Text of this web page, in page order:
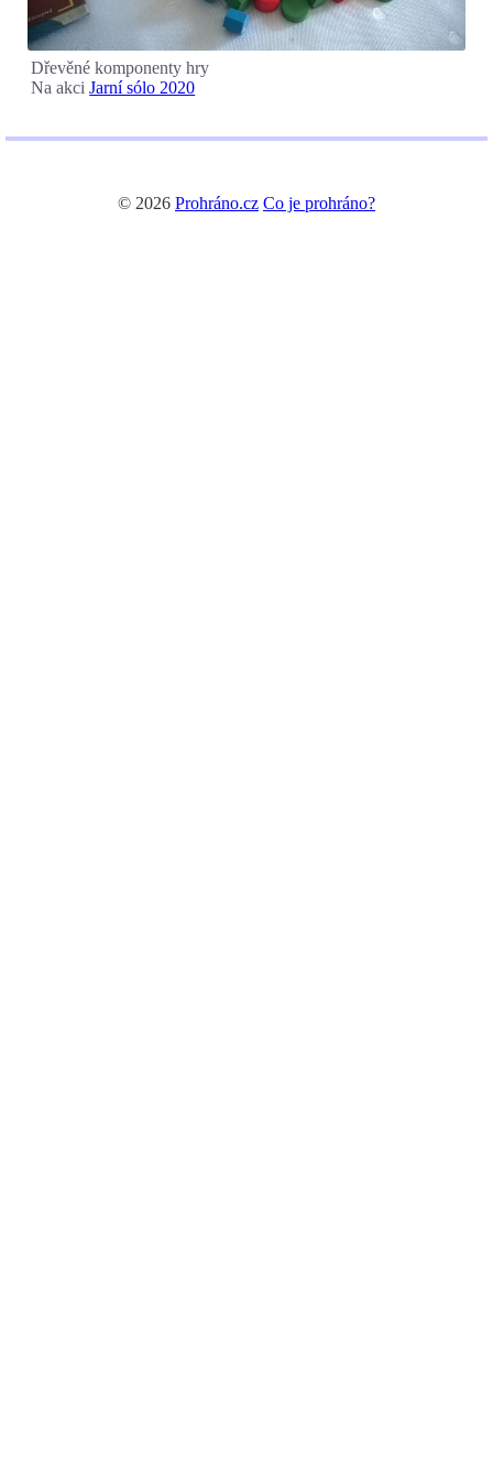
Dřevěné komponenty hry
Na akciJarní sólo 2020
© 2026 Prohráno.cz Co je prohráno?